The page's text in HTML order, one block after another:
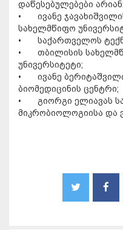
დაწესებულებები არიან:
•
ივანე
სახელმწიფო
•
საქართველოს
•
თბილისის
უნივერსიტეტი;
•
ივანე
ბიომედიცინის ცენტრი;
•
გიორგი ელიავას
მიკრობიოლოგიისა და